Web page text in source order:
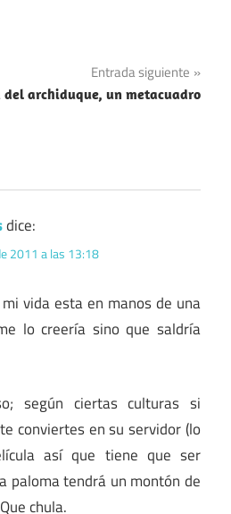
Entrada siguiente
del archiduque, un metacuadro
dice:
2011 a las 13:18
vida esta en manos de una
lo creería sino que saldría
según ciertas culturas si
conviertes en su servidor (lo
así que tiene que ser
paloma tendrá un montón de
chula.